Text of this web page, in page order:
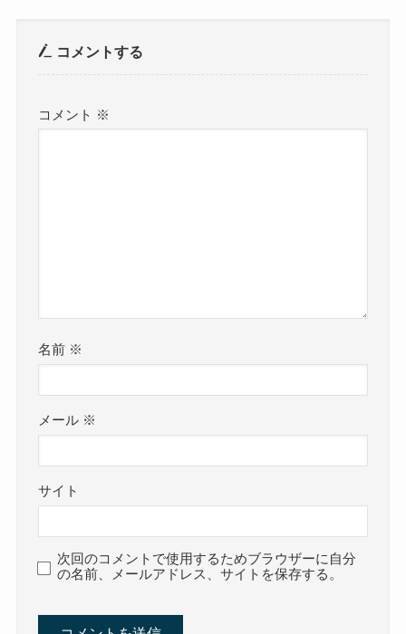
コメントする
コメント ※
名前 ※
メール ※
サイト
次回のコメントで使用するためブラウザーに自分
の名前、メールアドレス、サイトを保存する。